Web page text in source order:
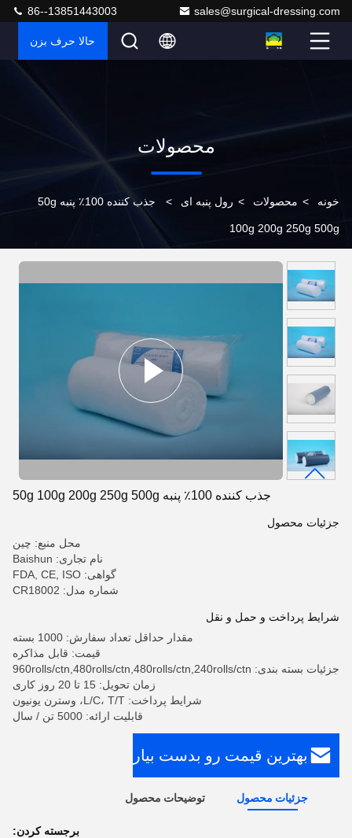
sales@surgical-dressing.com
86--13851443003
حالا حرف بزن
محصولات
خونه > محصولات > رول پنبه ای > جذب کننده 100٪ پنبه 50g
100g 200g 250g 500g
جذب کننده 100٪ پنبه 50g 100g 200g 250g 500g
جزئیات محصول
محل منبع: چین
نام تجاری: Baishun
گواهی: FDA, CE, ISO
شماره مدل: CR18002
شرایط پرداخت و حمل و نقل
مقدار حداقل تعداد سفارش: 1000 بسته
قیمت: قابل مذاکره
جزئیات بسته بندی: 960rolls/ctn,480rolls/ctn,480rolls/ctn,240rolls/ctn
زمان تحویل: 15 تا 20 روز کاری
شرایط پرداخت: L/C، T/T، وسترن یونیون
قابلیت ارائه: 5000 تن / سال
بهترین قیمت رو بدست بیار
جزئیات محصول توضیحات محصول
برجسته کردن: